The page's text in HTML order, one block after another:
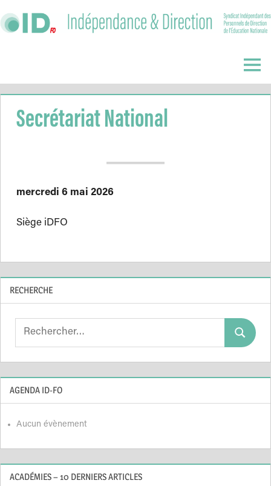
to
Direction
Menu
Secrétariat National
mercredi 6 mai 2026
Siège iDFO
RECHERCHE
Search
Search
AGENDA ID-FO
Aucun évènement
ACADÉMIES – 10 DERNIERS ARTICLES